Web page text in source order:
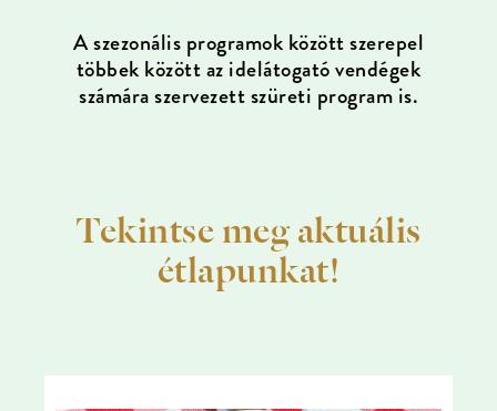
A szezonális programok között szerepel
többek között az idelátogató vendégek
számára szervezett szüreti program is.
Tekintse meg aktuális
étlapunkat!